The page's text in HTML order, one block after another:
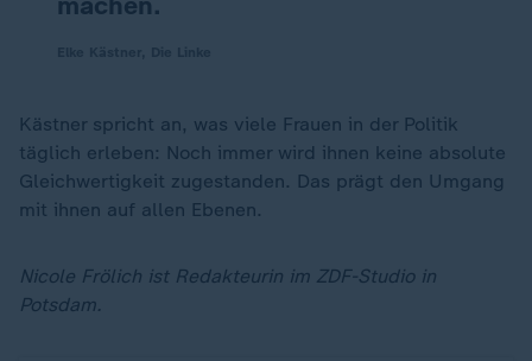
Kästner spricht an, was viele Frauen in der Politik
täglich erleben: Noch immer wird ihnen keine absolute
Gleichwertigkeit zugestanden. Das prägt den Umgang
mit ihnen auf allen Ebenen.
Nicole Frölich ist Redakteurin im ZDF-Studio in
Potsdam.